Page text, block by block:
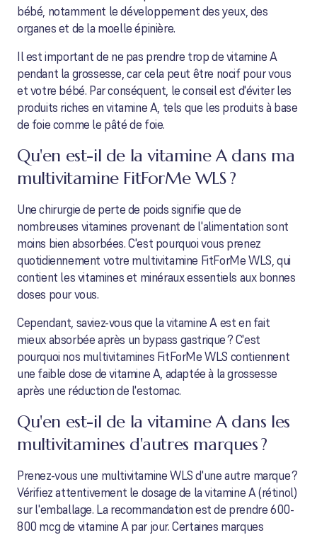
bébé, notamment le développement des yeux, des
organes et de la moelle épinière.
Il est important de ne pas prendre trop de vitamine A
pendant la grossesse, car cela peut être nocif pour vous
et votre bébé. Par conséquent, le conseil est d'éviter les
produits riches en vitamine A, tels que les produits à base
de foie comme le pâté de foie.
Qu'en est-il de la vitamine A dans ma
multivitamine FitForMe WLS ?
Une chirurgie de perte de poids signifie que de
nombreuses vitamines provenant de l'alimentation sont
moins bien absorbées. C'est pourquoi vous prenez
quotidiennement votre multivitamine FitForMe WLS, qui
contient les vitamines et minéraux essentiels aux bonnes
doses pour vous.
Cependant, saviez-vous que la vitamine A est en fait
mieux absorbée après un bypass gastrique ? C'est
pourquoi nos multivitamines FitForMe WLS contiennent
une faible dose de vitamine A, adaptée à la grossesse
après une réduction de l'estomac.
Qu'en est-il de la vitamine A dans les
multivitamines d'autres marques ?
Prenez-vous une multivitamine WLS d'une autre marque ?
Vérifiez attentivement le dosage de la vitamine A (rétinol)
sur l'emballage. La recommandation est de prendre 600-
800 mcg de vitamine A par jour. Certaines marques